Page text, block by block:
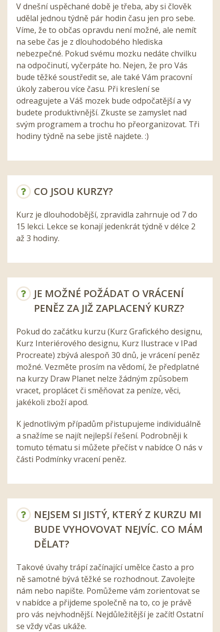
V dnešní uspěchané době je třeba, aby si člověk
udělal jednou týdně pár hodin času jen pro sebe.
Víme, že to občas opravdu není možné, ale nemít
na sebe čas je z dlouhodobého hlediska
nebezpečné. Pokud svému mozku nedáte chvilku
na odpočinutí, vyčerpáte ho. Nejen, že pro Vás
bude těžké soustředit se, ale také Vám pracovní
úkoly zaberou více času. Při kreslení se
odreagujete a Váš mozek bude odpočatější a vy
budete produktivnější. Zkuste se zamyslet nad
svým programem a trochu ho přeorganizovat. Tři
hodiny týdně na sebe jistě najdete. :)
CO JSOU KURZY?
Kurz je dlouhodobější, zpravidla zahrnuje od 7 do
15 lekci. Lekce se konají jedenkrát týdně v délce 2
až 3 hodiny.
JE MOŽNÉ POŽÁDAT O VRÁCENÍ
PENĚZ ZA JIŽ ZAPLACENÝ KURZ?
Pokud do začátku kurzu (Kurz Grafického designu,
Kurz Interiérového designu, Kurz Ilustrace v IPad
Procreate) zbývá alespoň 30 dnů, je vrácení peněz
možné. Vezměte prosím na vědomí, že předplatné
na kurzy Draw Planet nelze žádným způsobem
vracet, proplácet či směňovat za peníze, věci,
jakékoli zboží apod.
K jednotlivým případům přistupujeme individuálně
a snažíme se najít nejlepší řešení. Podrobněji k
tomuto tématu si můžete přečíst v nabídce O nás v
části Podmínky vracení peněz.
NEJSEM SI JISTÝ, KTERÝ Z KURZU MI
BUDE VYHOVOVAT NEJVÍC. CO MÁM
DĚLAT?
Takové úvahy trápí začínající umělce často a pro
ně samotné bývá těžké se rozhodnout. Zavolejte
nám nebo napište. Pomůžeme vám zorientovat se
v nabídce a přijdeme společně na to, co je právě
pro vás nejvhodnější. Nejdůležitější je začít! Ostatní
se vždy včas ukáže.